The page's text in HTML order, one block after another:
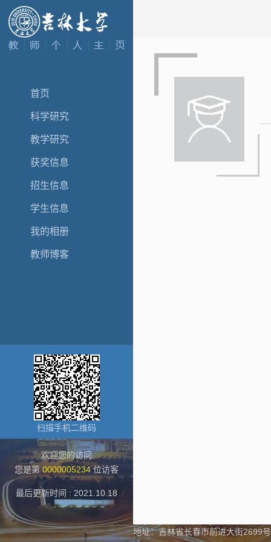
首页
科学研究
教学研究
获奖信息
招生信息
学生信息
我的相册
教师博客
扫描手机二维码
欢迎您的访问
您是第0000005234位访客
最后更新时间 : 2021 10 18
地址：吉林省长春市前进大街2699号